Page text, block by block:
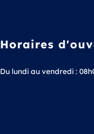
Horaires
Du lundi au vendredi :